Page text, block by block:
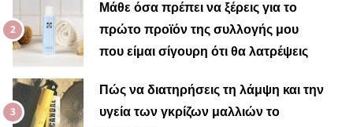
Μάθε όσα πρέπει να ξέρεις για το
πρώτο προϊόν της συλλογής μου
που είμαι σίγουρη ότι θα λατρέψεις
Πώς να διατηρήσεις τη λάμψη και την
υγεία των γκρίζων μαλλιών το